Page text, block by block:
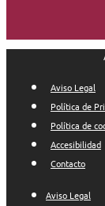
Aviso Legal
Política de
Política de
Accesibilidad
Contacto
Aviso Legal